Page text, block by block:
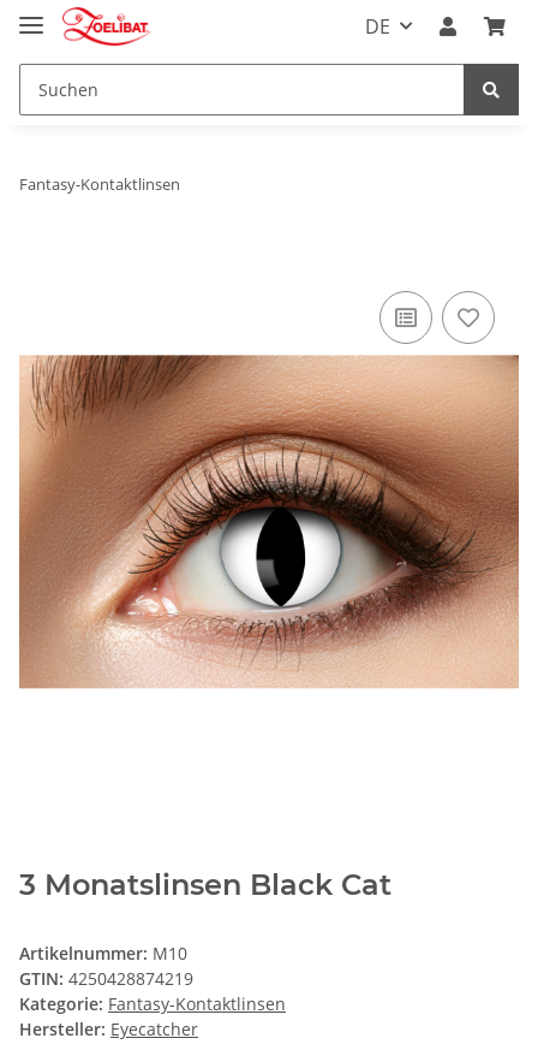
DE
Fantasy-Kontaktlinsen
3 Monatslinsen Black Cat
Artikelnummer: M10
GTIN: 4250428874219
Kategorie: Fantasy-Kontaktlinsen
Hersteller: Eyecatcher